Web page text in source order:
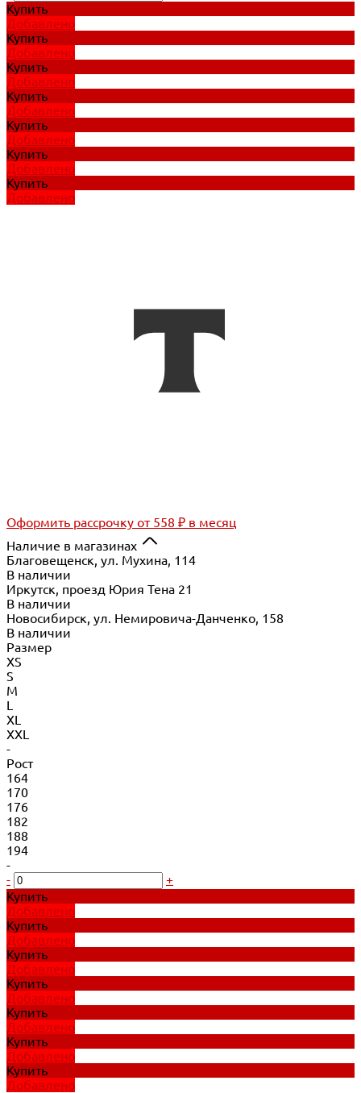
Купить
Добавлено
Купить
Добавлено
Купить
Добавлено
Купить
Добавлено
Купить
Добавлено
Купить
Добавлено
Купить
Добавлено
Оформить рассрочку от 558 ₽ в месяц
Наличие в магазинах
Благовещенск, ул. Мухина, 114
В наличии
Иркутск, проезд Юрия Тена 21
В наличии
Новосибирск, ул. Немировича-Данченко, 158
В наличии
Размер
XS
S
M
L
XL
XXL
-
Рост
164
170
176
182
188
194
-
-
+
Купить
Добавлено
Купить
Добавлено
Купить
Добавлено
Купить
Добавлено
Купить
Добавлено
Купить
Добавлено
Купить
Добавлено